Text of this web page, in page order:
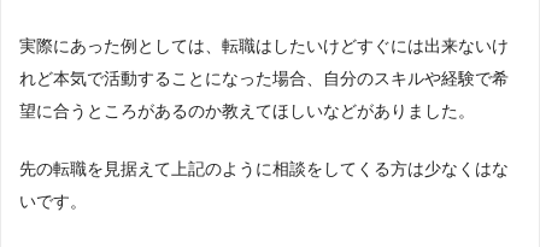
実際にあった例としては、転職はしたいけどすぐには出来ないけ
れど本気で活動することになった場合、自分のスキルや経験で希
望に合うところがあるのか教えてほしいなどがありました。
先の転職を見据えて上記のように相談をしてくる方は少なくはな
いです。